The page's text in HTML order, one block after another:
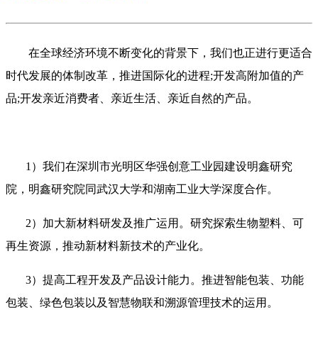
在全球经济环境不断变化的背景下，我们也正进行更适合
时代发展的体制改革，推进国际化的进程;开发高附加值的产
品;开发亲近消费者、亲近生活、亲近自然的产品。
1）我们在深圳市光明区华强创意工业园建设明鑫研究
院，明鑫研究院同武汉大学和湖南工业大学深度合作。
2）加大新材料研发及推广运用。研究探索生物塑料、可
再生资源，推动新材料新技术的产业化。
3） 提高工程开发及产品设计能力。推进智能包装、功能
包装、绿色包装以及智慧物联和溯源管理技术的运用。